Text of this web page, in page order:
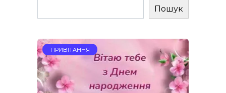
Пошук
ПРИВІТАННЯ